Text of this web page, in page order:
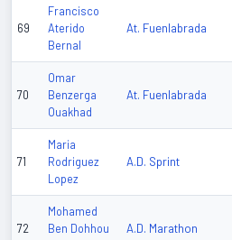
69
Francisco
Aterido
Bernal
At. Fuenlabrada
70
Omar
Benzerga
Ouakhad
At. Fuenlabrada
71
Maria
Rodriguez
Lopez
A.D. Sprint
72
Mohamed
Ben Dohhou
A.D. Marathon